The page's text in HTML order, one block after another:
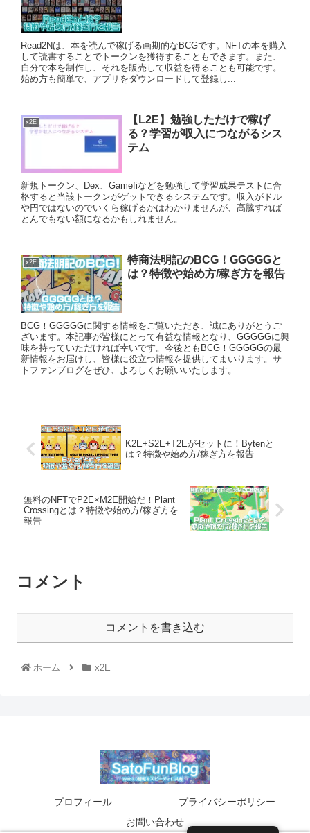
Read2Nは、本を読んで稼げる画期的なBCGです。NFTの本を購入
して読書することでトークンを獲得することもできます。また、
自分で本を制作し、それを販売して収益を得ることも可能です。
始め方も簡単で、アプリをダウンロードして登録し...
x2E
【L2E】勉強しただけで稼げ
る？学習が収入につながるシス
テム
新規トークン、Dex、Gamefiなどを勉強して学習成果テストに合
格すると当該トークンがゲットできるシステムです。収入がドル
や円ではないのでいくら稼げるかはわかりませんが、高騰すれば
とんでもない額になるかもしれません。
x2E
特商法明記のBCG！GGGGGと
は？特徴や始め方/稼ぎ方を報告
BCG！GGGGGに関する情報をご覧いただき、誠にありがとうご
ざいます。本記事が皆様にとって有益な情報となり、GGGGGに興
味を持っていただければ幸いです。今後ともBCG！GGGGGの最
新情報をお届けし、皆様に役立つ情報を提供してまいります。サ
トファンブログをぜひ、よろしくお願いいたします。
K2E+S2E+T2Eがセットに！Bytenと
は？特徴や始め方/稼ぎ方を報告
無料のNFTでP2E×M2E開始だ！Plant
Crossingとは？特徴や始め方/稼ぎ方を
報告
コメント
コメントを書き込む
ホーム x2E
プロフィール
プライバシーポリシー
お問い合わせ